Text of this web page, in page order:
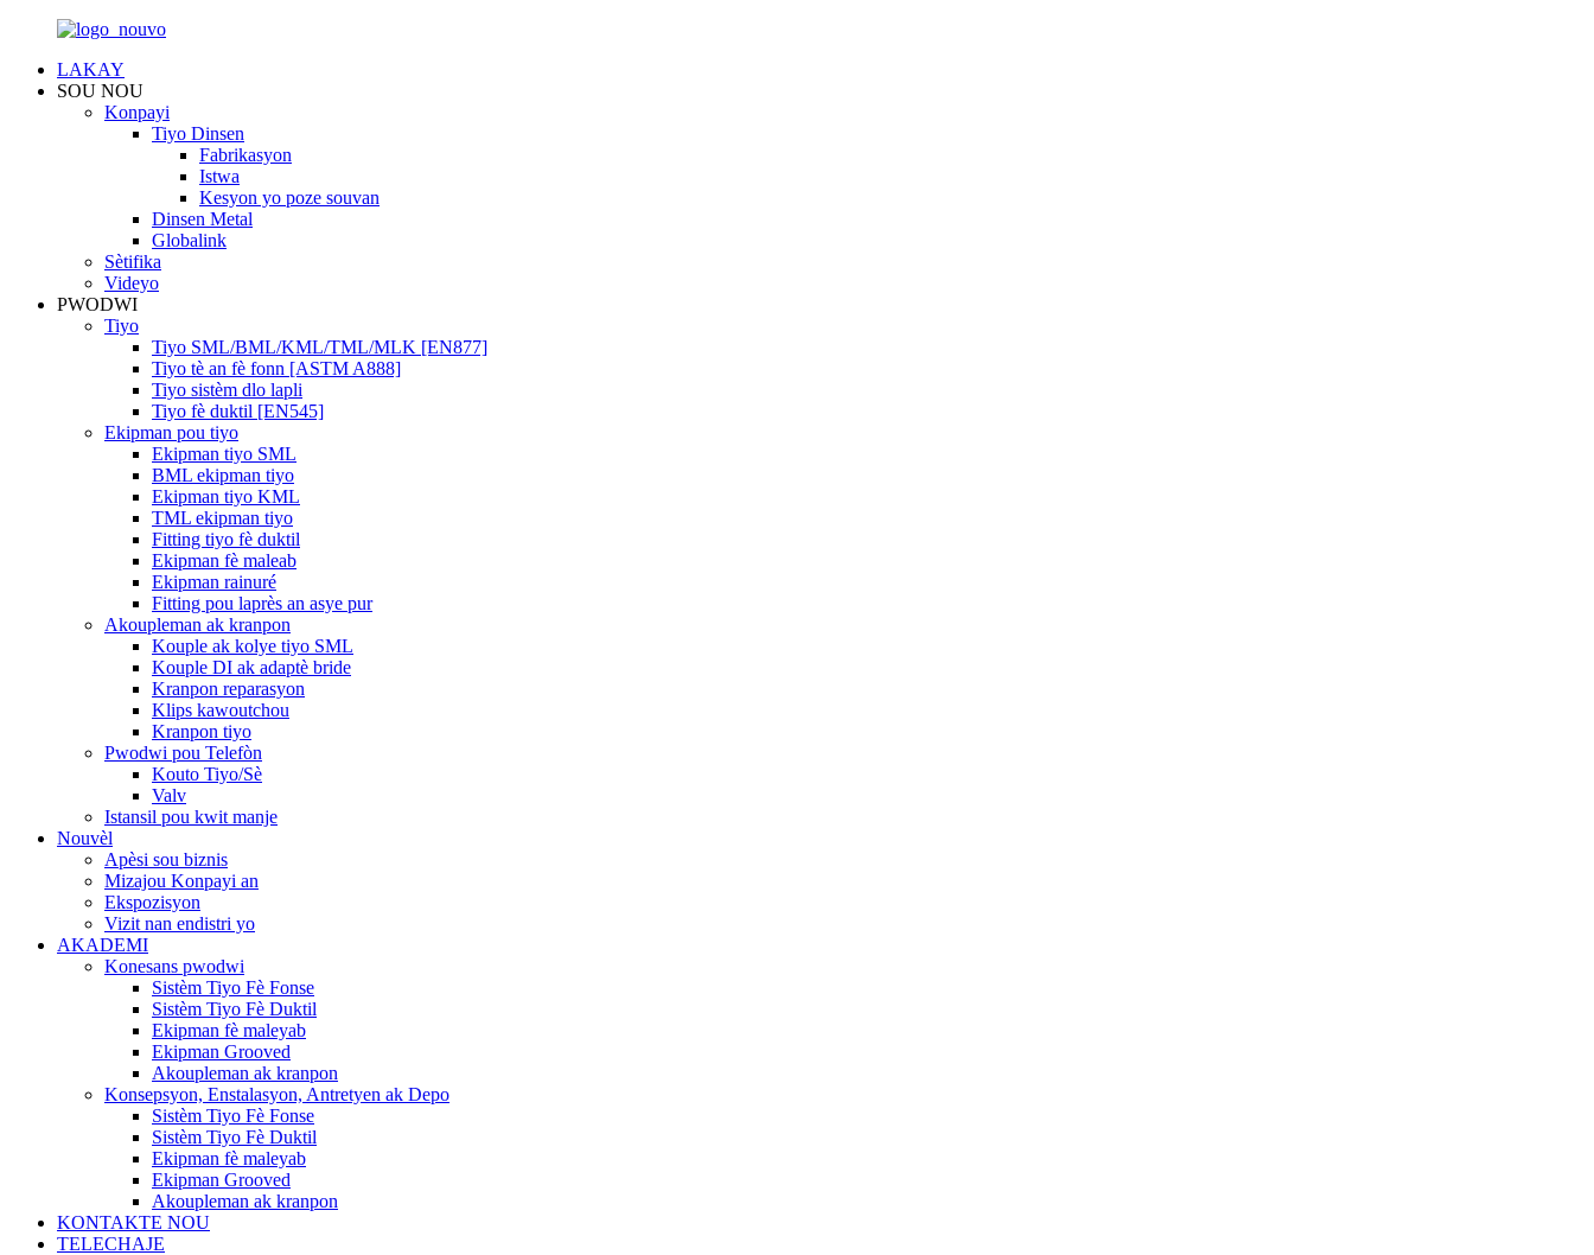
LAKAY
SOU NOU
Konpayi
Tiyo Dinsen
Fabrikasyon
Istwa
Kesyon yo poze souvan
Dinsen Metal
Globalink
Sètifika
Videyo
PWODWI
Tiyo
Tiyo SML/BML/KML/TML/MLK [EN877]
Tiyo tè an fè fonn [ASTM A888]
Tiyo sistèm dlo lapli
Tiyo fè duktil [EN545]
Ekipman pou tiyo
Ekipman tiyo SML
BML ekipman tiyo
Ekipman tiyo KML
TML ekipman tiyo
Fitting tiyo fè duktil
Ekipman fè maleab
Ekipman rainuré
Fitting pou laprès an asye pur
Akoupleman ak kranpon
Kouple ak kolye tiyo SML
Kouple DI ak adaptè bride
Kranpon reparasyon
Klips kawoutchou
Kranpon tiyo
Pwodwi pou Telefòn
Kouto Tiyo/Sè
Valv
Istansil pou kwit manje
Nouvèl
Apèsi sou biznis
Mizajou Konpayi an
Ekspozisyon
Vizit nan endistri yo
AKADEMI
Konesans pwodwi
Sistèm Tiyo Fè Fonse
Sistèm Tiyo Fè Duktil
Ekipman fè maleyab
Ekipman Grooved
Akoupleman ak kranpon
Konsepsyon, Enstalasyon, Antretyen ak Depo
Sistèm Tiyo Fè Fonse
Sistèm Tiyo Fè Duktil
Ekipman fè maleyab
Ekipman Grooved
Akoupleman ak kranpon
KONTAKTE NOU
TELECHAJE